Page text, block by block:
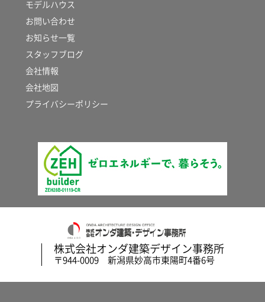
モデルハウス
お問い合わせ
お知らせ一覧
スタッフブログ
会社情報
会社地図
プライバシーポリシー
株式会社オンダ建築デザイン事務所
〒944-0009 新潟県妙高市東陽町4番6号